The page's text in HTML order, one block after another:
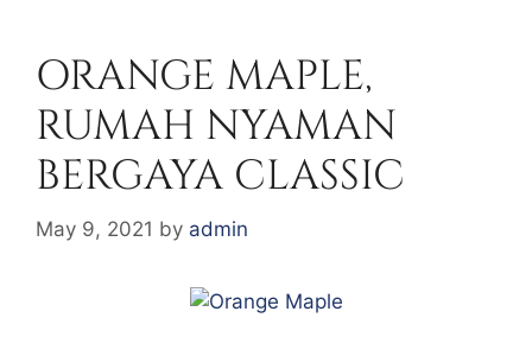
ORANGE MAPLE,
RUMAH NYAMAN
BERGAYA CLASSIC
May 9, 2021 by admin